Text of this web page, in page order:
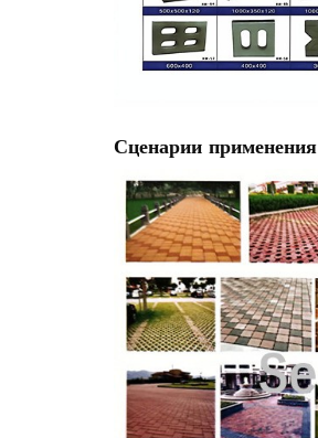
Сценарии применения